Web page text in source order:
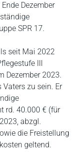
Dezember
SPR 17.
seit Mai 2022
III
Dezember 2023.
Vaters zu sein. Er
rd. 40.000 € (für
abzgl.
die Freistellung
geltend.